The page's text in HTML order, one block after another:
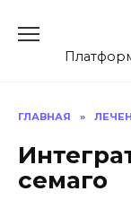
содержанию
ГЛАВНАЯ »
семаго